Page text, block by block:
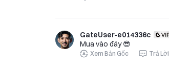
GateUser-e014336c
Mua vào đáy 😎
Xem Bản Gốc Trả Lời